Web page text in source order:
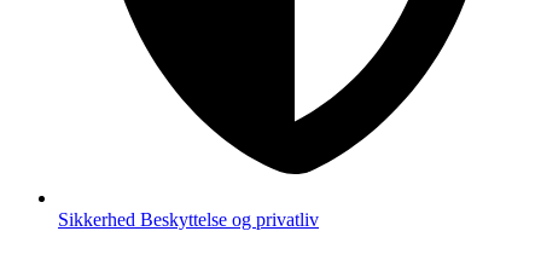
Sikkerhed Beskyttelse og privatliv